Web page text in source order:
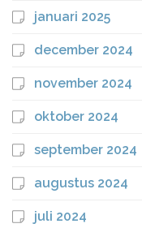
januari 2025
december 2024
november 2024
oktober 2024
september 2024
augustus 2024
juli 2024